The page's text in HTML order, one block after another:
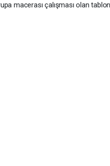
macerası çalışması olan